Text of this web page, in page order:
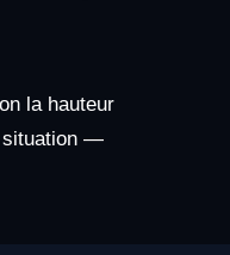
la hauteur
situation —